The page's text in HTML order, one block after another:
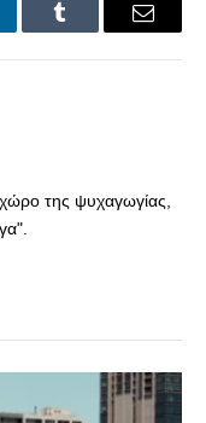
Tumblr Email
της ψυχαγωγίας,